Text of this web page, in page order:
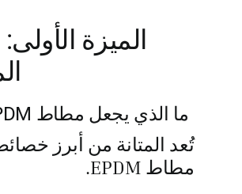
الميزة الأولى:
ما الذي يجعل مطاط EPDM متينًا؟
تُعد المتانة من أبرز
مطاط EPDM.